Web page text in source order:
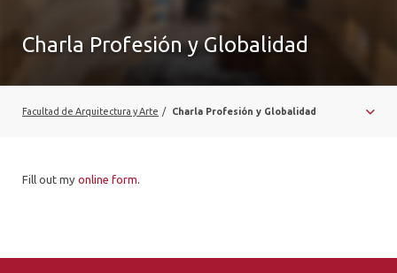
VINCULACIÓN CON EL MEDIO
PLATAFORMA VUT
Charla Profesión y Globalidad
Facultad de Arquitectura y Arte / Charla Profesión y Globalidad
Fill out my online form.